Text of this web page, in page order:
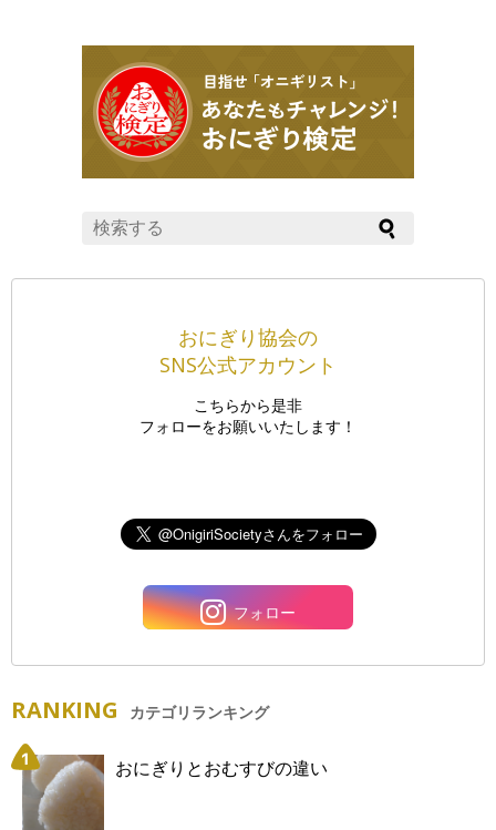
おにぎり協会の
SNS公式アカウント
こちらから是非
フォローをお願いいたします！
フォロー
RANKING カテゴリランキング
おにぎりとおむすびの違い